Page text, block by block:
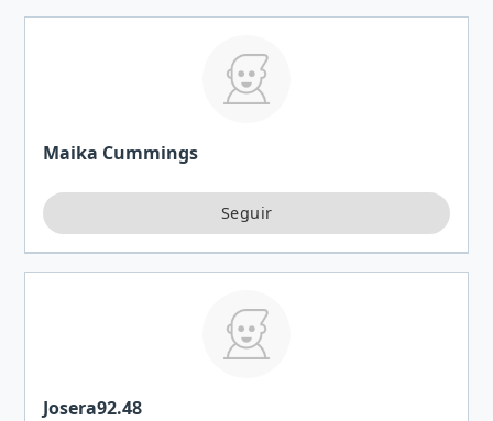
Maika Cummings
Josera92.48